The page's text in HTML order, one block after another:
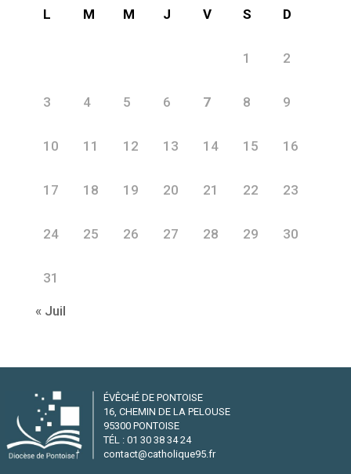
L M M J V S D
1 2
3 4 5 6 7 8 9
10 11 12 13 14 15 16
17 18 19 20 21 22 23
24 25 26 27 28 29 30
31
« Juil
ÉVÊCHÉ DE PONTOISE
16, CHEMIN DE LA PELOUSE
95300 PONTOISE
TÉL : 01 30 38 34 24
contact@catholique95.fr